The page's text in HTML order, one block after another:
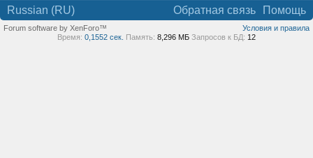
Russian (RU) Обратная связь Помощь
Условия и правила
Forum software by XenForo™
Время: 0,1552 сек. Память: 8,296 МБ Запросов к БД: 12